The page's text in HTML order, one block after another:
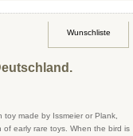
Wunschliste
made by Issmeier or Plank,
early rare toys. When the bird is